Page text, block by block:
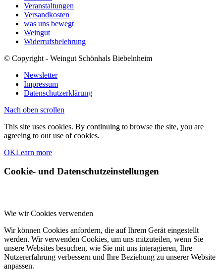
Veranstaltungen
Versandkosten
was uns bewegt
Weingut
Widerrufsbelehrung
© Copyright - Weingut Schönhals Biebelnheim
Newsletter
Impressum
Datenschutzerklärung
Nach oben scrollen
This site uses cookies. By continuing to browse the site, you are
agreeing to our use of cookies.
OKLearn more
Cookie- und Datenschutzeinstellungen
Wie wir Cookies verwenden
Wir können Cookies anfordern, die auf Ihrem Gerät eingestellt
werden. Wir verwenden Cookies, um uns mitzuteilen, wenn Sie
unsere Websites besuchen, wie Sie mit uns interagieren, Ihre
Nutzererfahrung verbessern und Ihre Beziehung zu unserer Website
anpassen.